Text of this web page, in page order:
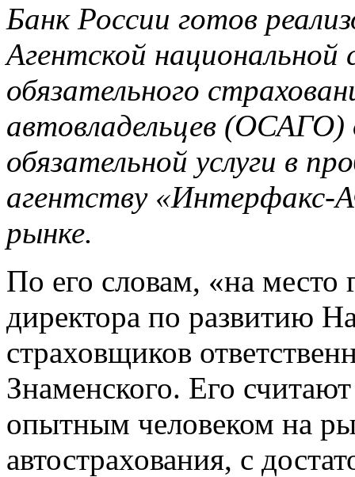
Банк России готов
Агентской
обязательного
автовладельцев (ОСАГО)
обязательной услуги в
агентству «Интерфакс-
рынке.
По его словам, «на место
директора по развитию
страховщиков
Знаменского. Его
опытным человеком на
автострахования, с